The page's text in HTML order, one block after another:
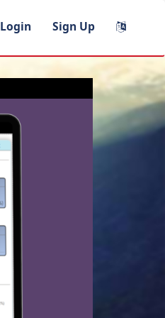
Login Sign Up